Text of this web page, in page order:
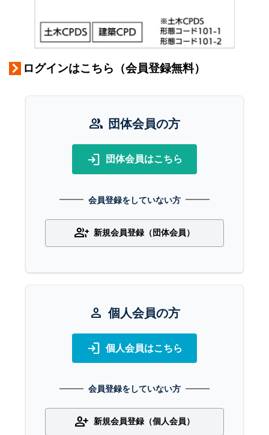
ログインはこちら（会員登録無料）
group 団体会員の方
login 団体会員はこちら
会員登録をしていない方
group_add 新規会員登録（団体会員）
person 個人会員の方
login 個人会員はこちら
会員登録をしていない方
person_add 新規会員登録（個人会員）